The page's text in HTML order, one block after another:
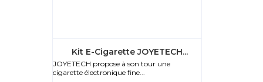
Kit E-Cigarette JOYETECH...
JOYETECH propose à son tour une
cigarette électronique fine...